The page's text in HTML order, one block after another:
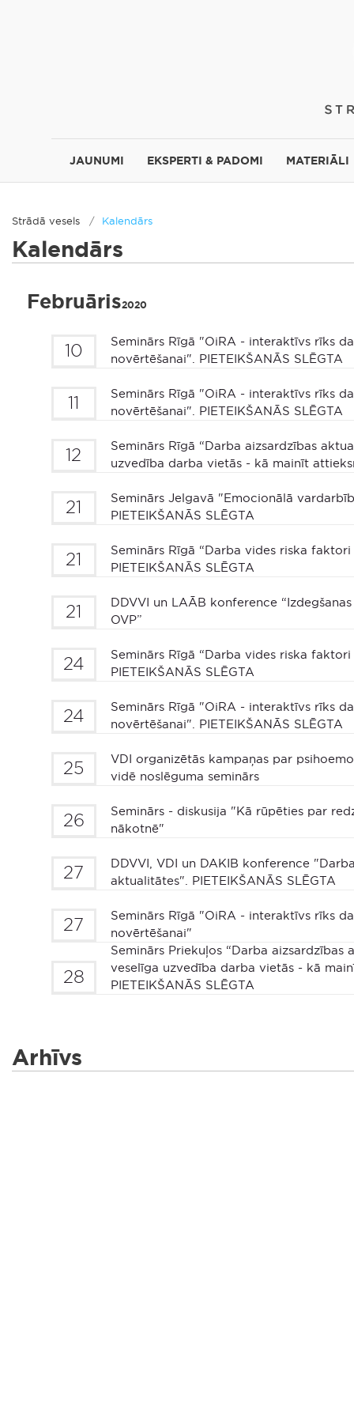
JAUNUMI EKSPERTI & PADOMI MATERIĀLI
Strādā vesels Kalendārs
Kalendārs
Februāris2020
10
Seminārs Rīgā "OiRA - interaktīvs rīks
novērtēšanai". PIETEIKŠANĀS SLĒGTA
11
Seminārs Rīgā "OiRA - interaktīvs rīks
novērtēšanai". PIETEIKŠANĀS SLĒGTA
12
Seminārs Rīgā “Darba aizsardzības
uzvedība darba vietās - kā mainīt
21
Seminārs Jelgavā "Emocionālā
PIETEIKŠANĀS SLĒGTA
21
Seminārs Rīgā “Darba vides riska
PIETEIKŠANĀS SLĒGTA
21
DDVVI un LAĀB konference
OVP”
24
Seminārs Rīgā “Darba vides riska
PIETEIKŠANĀS SLĒGTA
24
Seminārs Rīgā "OiRA - interaktīvs rīks
novērtēšanai". PIETEIKŠANĀS SLĒGTA
25
VDI organizētās kampaņas par
vidē noslēguma seminārs
26
Seminārs - diskusija "Kā rūpēties par
nākotnē"
27
DDVVI, VDI un DAKIB konference
aktualitātes". PIETEIKŠANĀS SLĒGTA
27
Seminārs Rīgā "OiRA - interaktīvs rīks
novērtēšanai"
28
Seminārs Priekuļos “Darba aizsardzības
veselīga uzvedība darba vietās - kā
PIETEIKŠANĀS SLĒGTA
Arhīvs